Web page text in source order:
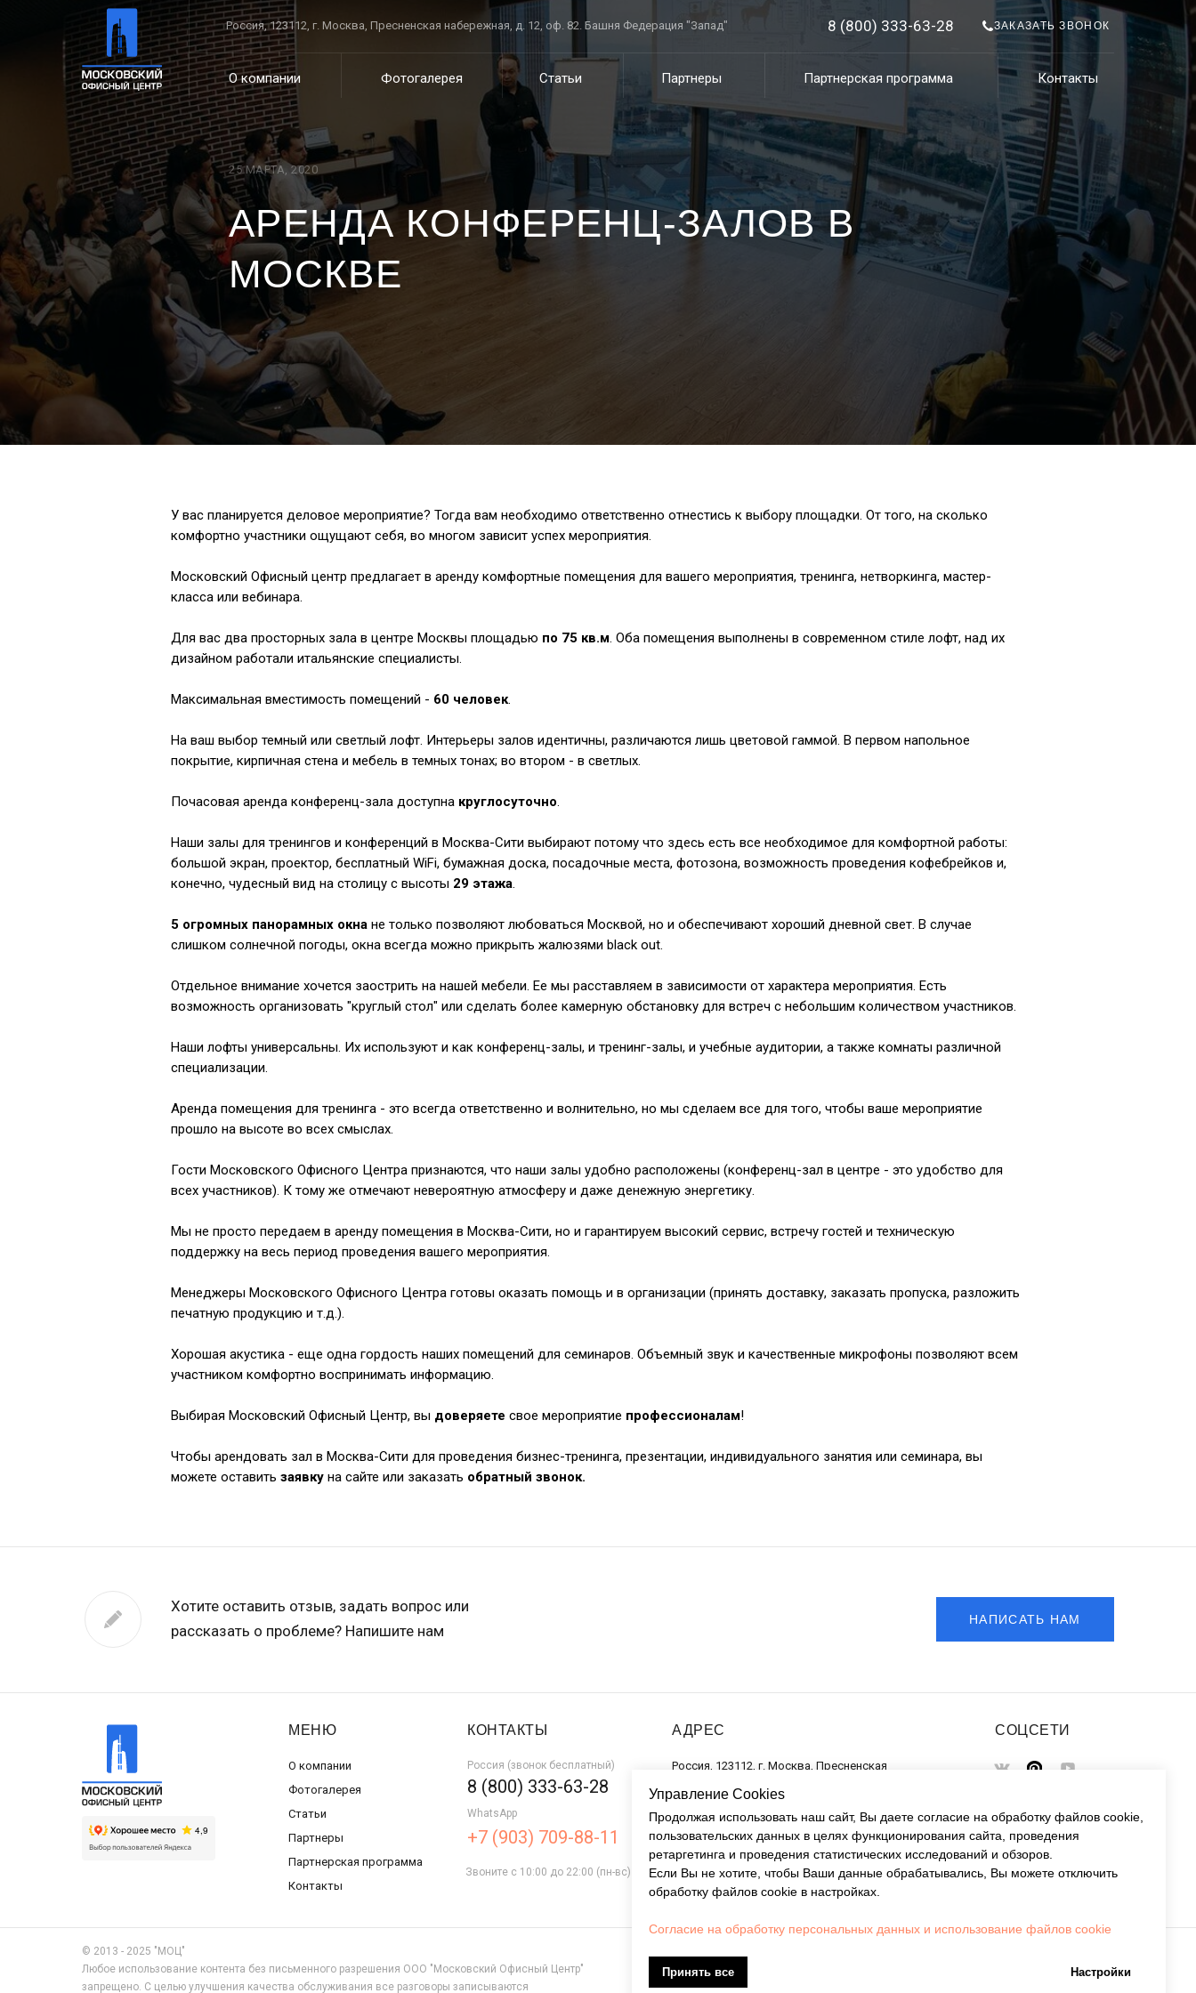
АРЕНДА КОНФЕРЕНЦ-ЗАЛОВ В
МОСКВЕ
25 МАРТА, 2020
Россия, 123112, г. Москва, Пресненская набережная, д. 12, оф. 82. Башня Федерация "Запад"
О компании Фотогалерея Статьи Партнеры Партнерская программа Контакты
8 (800) 333-63-28 ЗАКАЗАТЬ ЗВОНОК
У вас планируется деловое мероприятие? Тогда вам необходимо ответственно отнестись к выбору площадки. От того, на сколько
комфортно участники ощущают себя, во многом зависит успех мероприятия.
Московский Офисный центр предлагает в аренду комфортные помещения для вашего мероприятия, тренинга, нетворкинга, мастер-
класса или вебинара.
Для вас два просторных зала в центре Москвы площадью по 75 кв.м. Оба помещения выполнены в современном стиле лофт, над их
дизайном работали итальянские специалисты.
Максимальная вместимость помещений - 60 человек.
На ваш выбор темный или светлый лофт. Интерьеры залов идентичны, различаются лишь цветовой гаммой. В первом напольное
покрытие, кирпичная стена и мебель в темных тонах; во втором - в светлых.
Почасовая аренда конференц-зала доступна круглосуточно.
Наши залы для тренингов и конференций в Москва-Сити выбирают потому что здесь есть все необходимое для комфортной работы:
большой экран, проектор, бесплатный WiFi, бумажная доска, посадочные места, фотозона, возможность проведения кофебрейков и,
конечно, чудесный вид на столицу с высоты 29 этажа.
5 огромных панорамных окна не только позволяют любоваться Москвой, но и обеспечивают хороший дневной свет. В случае
слишком солнечной погоды, окна всегда можно прикрыть жалюзями black out.
Отдельное внимание хочется заострить на нашей мебели. Ее мы расставляем в зависимости от характера мероприятия. Есть
возможность организовать "круглый стол" или сделать более камерную обстановку для встреч с небольшим количеством участников.
Наши лофты универсальны. Их используют и как конференц-залы, и тренинг-залы, и учебные аудитории, а также комнаты различной
специализации.
Аренда помещения для тренинга - это всегда ответственно и волнительно, но мы сделаем все для того, чтобы ваше мероприятие
прошло на высоте во всех смыслах.
Гости Московского Офисного Центра признаются, что наши залы удобно расположены (конференц-зал в центре - это удобство для
всех участников). К тому же отмечают невероятную атмосферу и даже денежную энергетику.
Мы не просто передаем в аренду помещения в Москва-Сити, но и гарантируем высокий сервис, встречу гостей и техническую
поддержку на весь период проведения вашего мероприятия.
Менеджеры Московского Офисного Центра готовы оказать помощь и в организации (принять доставку, заказать пропуска, разложить
печатную продукцию и т.д.).
Хорошая акустика - еще одна гордость наших помещений для семинаров. Объемный звук и качественные микрофоны позволяют всем
участником комфортно воспринимать информацию.
Выбирая Московский Офисный Центр, вы доверяете свое мероприятие профессионалам!
Чтобы арендовать зал в Москва-Сити для проведения бизнес-тренинга, презентации, индивидуального занятия или семинара, вы
можете оставить заявку на сайте или заказать обратный звонок.
Управление Cookies
Продолжая использовать наш сайт, Вы даете согласие на обработку файлов cookie,
пользовательских данных в целях функционирования сайта, проведения
ретаргетинга и проведения статистических исследований и обзоров.
Если Вы не хотите, чтобы Ваши данные обрабатывались, Вы можете отключить
обработку файлов cookie в настройках.
Согласие на обработку персональных данных и использование файлов cookie
Принять все Настройки
Хотите оставить отзыв, задать вопрос или
рассказать о проблеме? Напишите нам
НАПИСАТЬ НАМ
КОНТАКТЫ
МЕНЮ АДРЕС СОЦСЕТИ
О компании
Фотогалерея
Статьи
Партнеры
Партнерская программа
Контакты
8 (800) 333-63-28
Россия (звонок бесплатный)
Звоните с 10:00 до 22:00 (пн-вс)
Россия, 123112, г. Москва, Пресненская
набережная, д. 12, оф. 82. Башня Федерация "Запад"
© 2013 - 2025 "МОЦ"
Любое использование контента без письменного разрешения ООО "Московский Офисный Центр"
запрещено. С целью улучшения качества обслуживания все разговоры записываются
Политика конфиденциальности
WhatsApp
+7 (903) 709-88-11